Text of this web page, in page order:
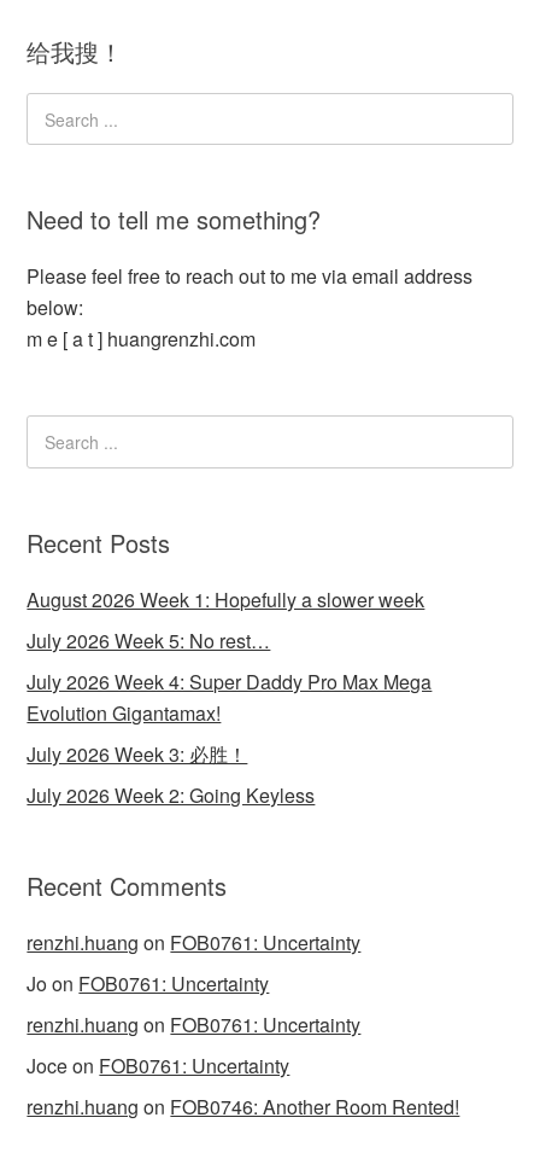
给我搜！
Need to tell me something?
Please feel free to reach out to me via email address
below:
m e [ a t ] huangrenzhi.com
Recent Posts
August 2026 Week 1: Hopefully a slower week
July 2026 Week 5: No rest…
July 2026 Week 4: Super Daddy Pro Max Mega
Evolution Gigantamax!
July 2026 Week 3: 必胜！
July 2026 Week 2: Going Keyless
Recent Comments
renzhi.huang on FOB0761: Uncertainty
Joon FOB0761: Uncertainty
renzhi.huang on FOB0761: Uncertainty
Joceon FOB0761: Uncertainty
renzhi.huang on FOB0746: Another Room Rented!